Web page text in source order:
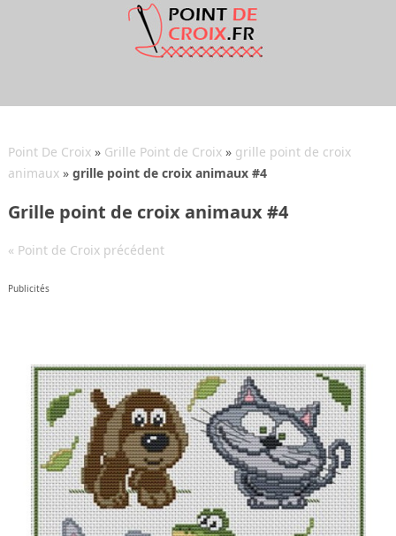
Point De Croix» Grille Point de Croix» grille point de croix
animaux» grille point de croix animaux #4
Grille point de croix animaux #4
« Point de Croix précédent
Publicités